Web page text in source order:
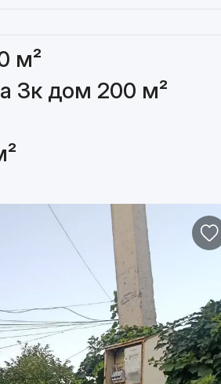
м²
3к дом 200 м²